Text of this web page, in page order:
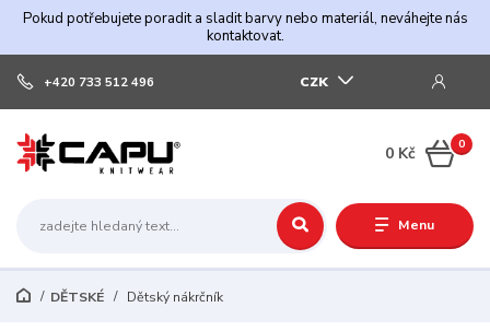
Pokud potřebujete poradit a sladit barvy nebo materiál, neváhejte nás
kontaktovat.
Menu
CZK
+420 733 512 496
0
0 Kč
DĚTSKÉ Dětský nákrčník